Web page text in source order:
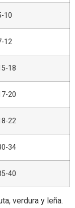
10
12
18
20
22
34
40
verdura y leña.